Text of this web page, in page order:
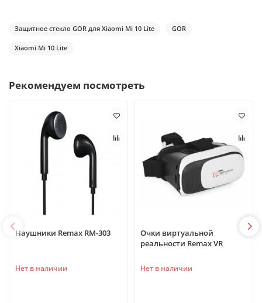
Защитное стекло GOR для Xiaomi Mi 10 Lite GOR
Xiaomi Mi 10 Lite
Рекомендуем посмотреть
Наушники Remax RM-303
Нет в наличии
Очки виртуальной
реальности Remax VR
Нет в наличии